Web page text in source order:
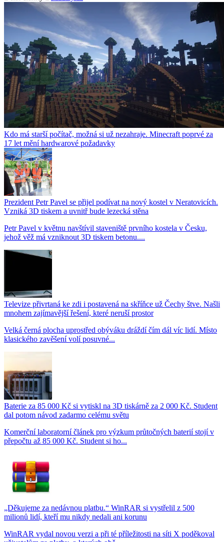
Kdo má starší počítač, možná si už nezahraje. Minecraft poprvé za
17 let mění hardwarové požadavky
Prezident Petr Pavel se přijel podívat na nový kostel v Neratovicích.
Vzniká 3D tiskem a uvnitř bude lezecká stěna
Petr Pavel v květnu navštívil staveniště prvního kostela v Česku,
jehož věž má vzniknout 3D tiskem betonu....
Televize přivrtaná ke zdi i postavená na skříňce už Čechy štve. Našli
mnohem zajímavější řešení, které neruší prostor
Velká černá plocha uprostřed obýváku dráždí čím dál víc lidí. Místo
klasického zavěšení volí posuvné...
Baterie za 85 000 Kč si vytiskl na 3D tiskárně za 2 000 Kč. Student
dal potom návod zadarmo celému světu
Komerční laboratorní článek pro výzkum průtočných baterií stojí v
přepočtu až 85 000 Kč. Student si ho...
„Děkujeme za nedávnou platbu.“ WinRAR si vystřelil z 500
milionů lidí, kteří mu nikdy nedali ani korunu
WinRAR vydal novou verzi a při té příležitosti na síti X poděkoval